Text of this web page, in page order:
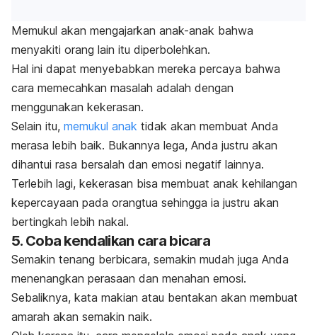
Memukul akan mengajarkan anak-anak bahwa
menyakiti orang lain itu diperbolehkan.
Hal ini dapat menyebabkan mereka percaya bahwa
cara memecahkan masalah adalah dengan
menggunakan kekerasan.
Selain itu, memukul anak tidak akan membuat Anda
merasa lebih baik. Bukannya lega, Anda justru akan
dihantui rasa bersalah dan emosi negatif lainnya.
Terlebih lagi, kekerasan bisa membuat anak kehilangan
kepercayaan pada orangtua sehingga ia justru akan
bertingkah lebih nakal.
5. Coba kendalikan cara bicara
Semakin tenang berbicara, semakin mudah juga Anda
menenangkan perasaan dan menahan emosi.
Sebaliknya, kata makian atau bentakan akan membuat
amarah akan semakin naik.